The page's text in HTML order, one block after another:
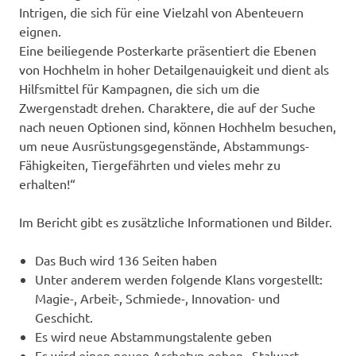
Intrigen, die sich für eine Vielzahl von Abenteuern
eignen.
Eine beiliegende Posterkarte präsentiert die Ebenen
von Hochhelm in hoher Detailgenauigkeit und dient als
Hilfsmittel für Kampagnen, die sich um die
Zwergenstadt drehen. Charaktere, die auf der Suche
nach neuen Optionen sind, können Hochhelm besuchen,
um neue Ausrüstungsgegenstände, Abstammungs-
Fähigkeiten, Tiergefährten und vieles mehr zu
erhalten!“
Im Bericht gibt es zusätzliche Informationen und Bilder.
Das Buch wird 136 Seiten haben
Unter anderem werden folgende Klans vorgestellt:
Magie-, Arbeit-, Schmiede-, Innovation- und
Geschicht.
Es wird neue Abstammungstalente geben